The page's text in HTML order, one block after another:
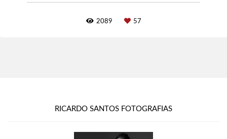
2089 57
RICARDO SANTOS FOTOGRAFIAS